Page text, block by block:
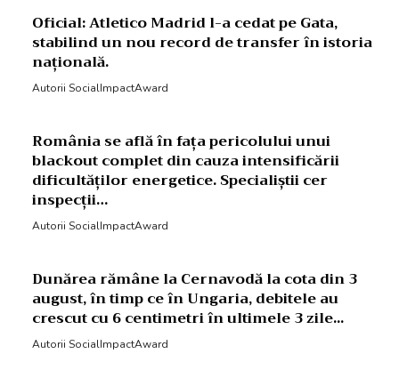
Oficial: Atletico Madrid l-a cedat pe Gata,
stabilind un nou record de transfer în istoria
națională.
Autorii SocialImpactAward
România se află în fața pericolului unui
blackout complet din cauza intensificării
dificultăților energetice. Specialiștii cer
inspecții…
Autorii SocialImpactAward
Dunărea rămâne la Cernavodă la cota din 3
august, în timp ce în Ungaria, debitele au
crescut cu 6 centimetri în ultimele 3 zile...
Autorii SocialImpactAward